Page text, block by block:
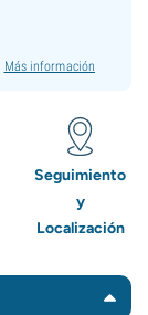
Más información
Seguimiento
y
Localización